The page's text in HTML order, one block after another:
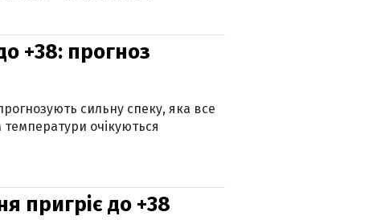
+38: прогноз
сильну спеку, яка все
очікуються
пригріє до +38